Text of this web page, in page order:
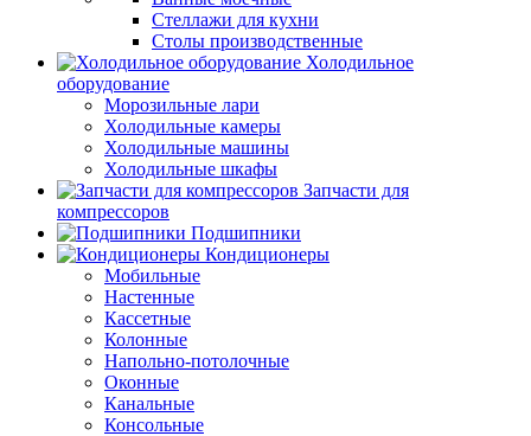
Стеллажи для кухни
Столы производственные
Холодильное
оборудование
Морозильные лари
Холодильные камеры
Холодильные машины
Холодильные шкафы
Запчасти для
компрессоров
Подшипники
Кондиционеры
Мобильные
Настенные
Кассетные
Колонные
Напольно-потолочные
Оконные
Канальные
Консольные